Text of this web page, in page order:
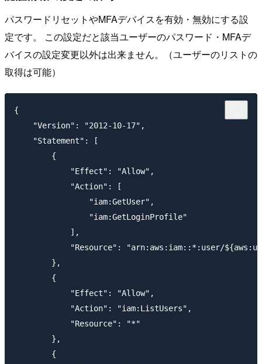
パスワードリセットやMFAデバイスを有効・無効にする設
定です。 この設定だと該当ユーザーのパスワード・MFAデ
バイスの設定変更以外は出来ません。（ユーザーのリストの
取得は可能）
{
    "Version": "2012-10-17",
    "Statement": [
        {
            "Effect": "Allow",
            "Action": [
                "iam:GetUser",
                "iam:GetLoginProfile"
            ],
"Resource": "arn:aws:iam::*:user/
        },
        {
            "Effect": "Allow",
            "Action": "iam:ListUsers",
            "Resource": "*"
        },
        {